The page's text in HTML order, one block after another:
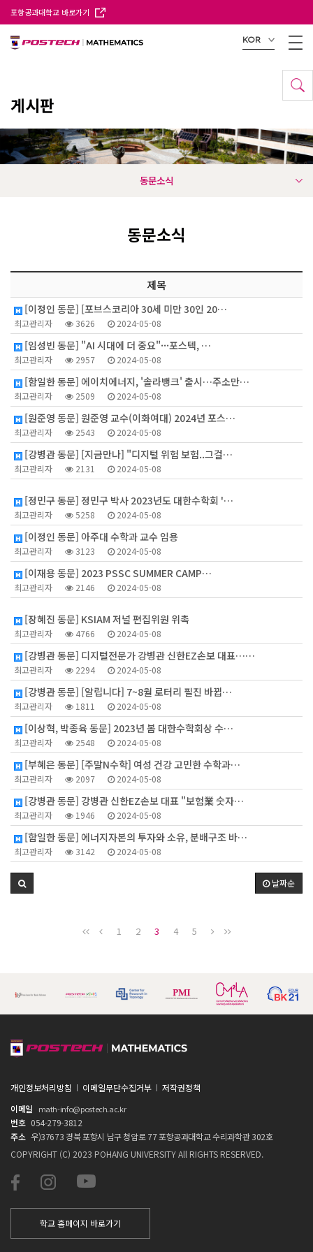
포항공과대학교 바로가기
KOR
게시판
동문소식
동문소식
제목
[이정인 동문] [포브스코리아 30세 미만 30인 20…
최고관리자 3626 2024-05-08
[임성빈 동문] "AI 시대에 더 중요"···포스텍, …
최고관리자 2957 2024-05-08
[함일한 동문] 에이치에너지, '솔라뱅크' 출시…주소만…
최고관리자 2509 2024-05-08
[원준영 동문] 원준영 교수(이화여대) 2024년 포스…
최고관리자 2543 2024-05-08
[강병관 동문] [지금만나] "디지털 위험 보험..그걸…
최고관리자 2131
2024-05-08
[정민구 동문] 정민구 박사 2023년도 대한수학회 '…
최고관리자 5258 2024-05-08
[이정인 동문] 아주대 수학과 교수 임용
최고관리자 3123 2024-05-08
[이재용 동문] 2023 PSSC SUMMER CAMP…
최고관리자 2146
2024-05-08
[장혜진 동문] KSIAM 저널 편집위원 위촉
최고관리자 4766 2024-05-08
[강병관 동문] 디지털전문가 강병관 신한EZ손보 대표……
최고관리자 2294 2024-05-08
[강병관 동문] [알립니다] 7~8월 로터리 필진 바뀝…
최고관리자 1811 2024-05-08
[이상혁, 박종육 동문] 2023년 봄 대한수학회상 수…
최고관리자 2548 2024-05-08
[부혜은 동문] [주말N수학] 여성 건강 고민한 수학과…
최고관리자 2097 2024-05-08
[강병관 동문] 강병관 신한EZ손보 대표 "보험業 숫자…
최고관리자 1946 2024-05-08
[함일한 동문] 에너지자본의 투자와 소유, 분배구조 바…
최고관리자 3142 2024-05-08
날짜순
1 2 3 4 5
개인정보처리방침 이메일무단수집거부
저작권정책
이메일
math-info@postech.ac.kr
번호 054-279-3812
주소 우)37673 경북 포항시 남구 청암로 77 포항공과대학교 수리과학관 302호
COPYRIGHT (C) 2023 POHANG UNIVERSITY All RIGHTS RESERVED.
학교 홈페이지 바로가기